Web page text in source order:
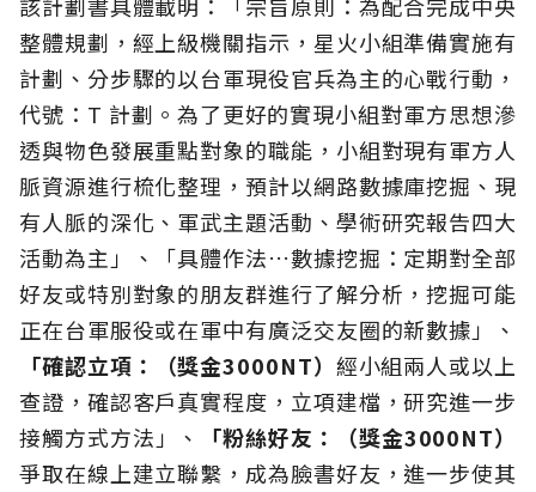
整體規劃，經上級機關指示，星火小組準備實施有
計劃、分步驟的以台軍現役官兵為主的心戰行動，
代號：T 計劃。為了更好的實現小組對軍方思想滲
透與物色發展重點對象的職能，小組對現有軍方人
脈資源進行梳化整理，預計以網路數據庫挖掘、現
有人脈的深化、軍武主題活動、學術研究報告四大
活動為主」、「具體作法…數據挖掘：定期對全部
好友或特別對象的朋友群進行了解分析，挖掘可能
正在台軍服役或在軍中有廣泛交友圈的新數據」、
「確認立項：（獎金3000NT） 經小組兩人或以上
查證，確認客戶真實程度，立項建檔，研究進一步
接觸方式方法」、
「粉絲好友：（獎金3000NT）
爭取在線上建立聯繫，成為臉書好友，進一步使其